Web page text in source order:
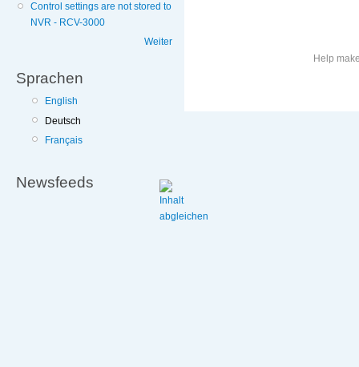
Control settings are not stored to
NVR - RCV-3000
Weiter
Sprachen
English
Deutsch
Français
Newsfeeds
Help